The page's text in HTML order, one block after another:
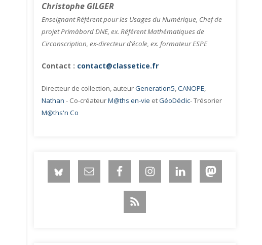
Christophe GILGER
Enseignant Référent pour les Usages du Numérique, Chef de
projet Primàbord DNE, ex. Référent Mathématiques de
Circonscription, ex-directeur d’école, ex. formateur ESPE
Contact : contact@classetice.fr
Directeur de collection, auteurGeneration5,CANOPE,
Nathan - Co-créateurM@ths en-vie etGéoDéclic- Trésorier
M@ths'n Co